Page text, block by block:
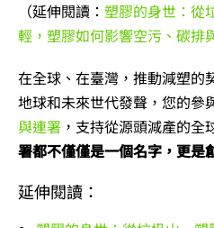
（延伸閱讀： 塑膠的身世：從
輕，塑膠如何影響空污、碳排
在全球、在臺灣，推動減塑的
地球和未來世代發聲，您的參
與連署 ，支持從源頭減產的全
署都不僅僅是一個名字，更是
延伸閱讀：